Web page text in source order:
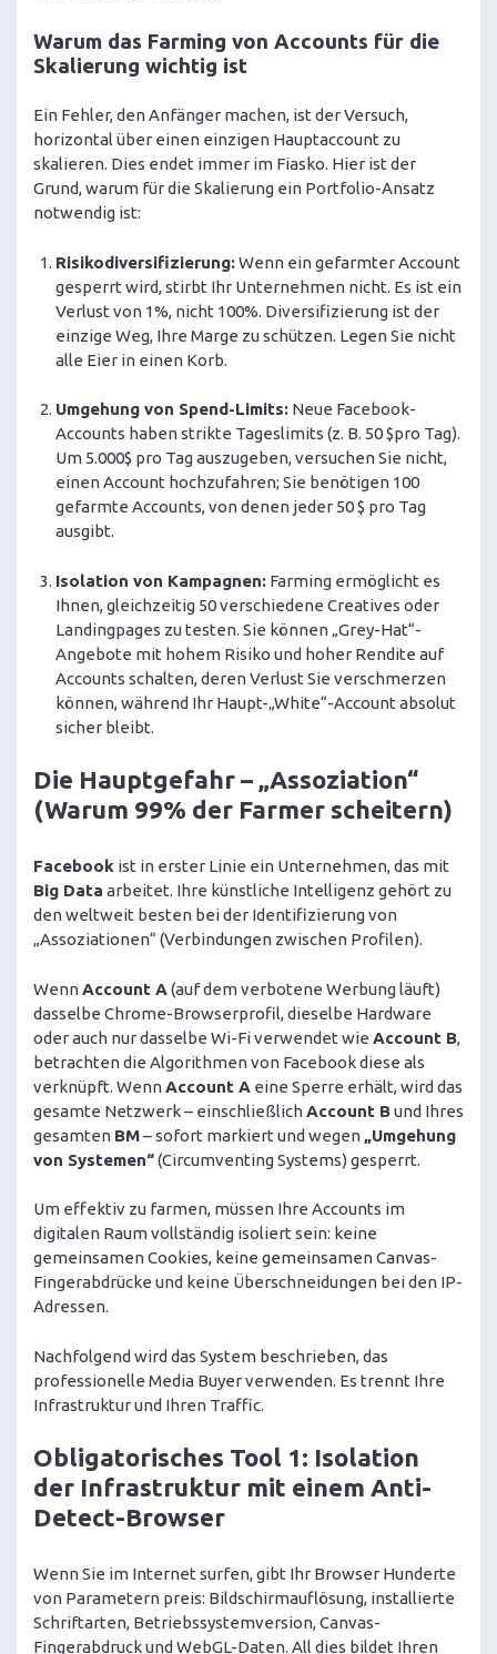
Warum das Farming von Accounts für die
Skalierung wichtig ist
Ein Fehler, den Anfänger machen, ist der Versuch,
horizontal über einen einzigen Hauptaccount zu
skalieren. Dies endet immer im Fiasko. Hier ist der
Grund, warum für die Skalierung ein Portfolio-Ansatz
notwendig ist:
Risikodiversifizierung:Wenn ein gefarmter Account
gesperrt wird, stirbt Ihr Unternehmen nicht. Es ist ein
Verlust von 1%, nicht 100%. Diversifizierung ist der
einzige Weg, Ihre Marge zu schützen. Legen Sie nicht
alle Eier in einen Korb.
Umgehung von Spend-Limits: Neue Facebook-
Accounts haben strikte Tageslimits (z. B. 50 $pro Tag).
Um 5.000$ pro Tag auszugeben, versuchen Sie nicht,
einen Account hochzufahren; Sie benötigen 100
gefarmte Accounts, von denen jeder 50 $ pro Tag
ausgibt.
Isolation von Kampagnen: Farming ermöglicht es
Ihnen, gleichzeitig 50 verschiedene Creatives oder
Landingpages zu testen. Sie können „Grey-Hat“-
Angebote mit hohem Risiko und hoher Rendite auf
Accounts schalten, deren Verlust Sie verschmerzen
können, während Ihr Haupt-„White“-Account absolut
sicher bleibt.
Die Hauptgefahr – „Assoziation“
(Warum 99% der Farmer scheitern)
Facebook ist in erster Linie ein Unternehmen, das mit
Big Data arbeitet. Ihre künstliche Intelligenz gehört zu
den weltweit besten bei der Identifizierung von
„Assoziationen“ (Verbindungen zwischen Profilen).
WennAccount A (auf dem verbotene Werbung läuft)
dasselbe Chrome-Browserprofil, dieselbe Hardware
oder auch nur dasselbe Wi-Fi verwendet wie Account B,
betrachten die Algorithmen von Facebook diese als
verknüpft. WennAccount A eine Sperre erhält, wird das
gesamte Netzwerk – einschließlichAccount Bund Ihres
gesamten BM– sofort markiert und wegen „Umgehung
von Systemen“(Circumventing Systems) gesperrt.
Um effektiv zu farmen, müssen Ihre Accounts im
digitalen Raum vollständig isoliert sein: keine
gemeinsamen Cookies, keine gemeinsamen Canvas-
Fingerabdrücke und keine Überschneidungen bei den IP-
Adressen.
Nachfolgend wird das System beschrieben, das
professionelle Media Buyer verwenden. Es trennt Ihre
Infrastruktur und Ihren Traffic.
Obligatorisches Tool 1: Isolation
der Infrastruktur mit einem Anti-
Detect-Browser
Wenn Sie im Internet surfen, gibt Ihr Browser Hunderte
von Parametern preis: Bildschirmauflösung, installierte
Schriftarten, Betriebssystemversion, Canvas-
Fingerabdruck und WebGL-Daten. All dies bildet Ihren